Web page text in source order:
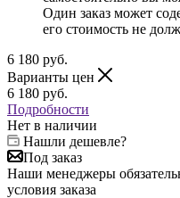
Один заказ может
его стоимость не
6 180 руб.
Варианты цен
6 180 руб.
Подробности
Нет в наличии
Нашли дешевле?
Под заказ
Наши менеджеры
условия заказа